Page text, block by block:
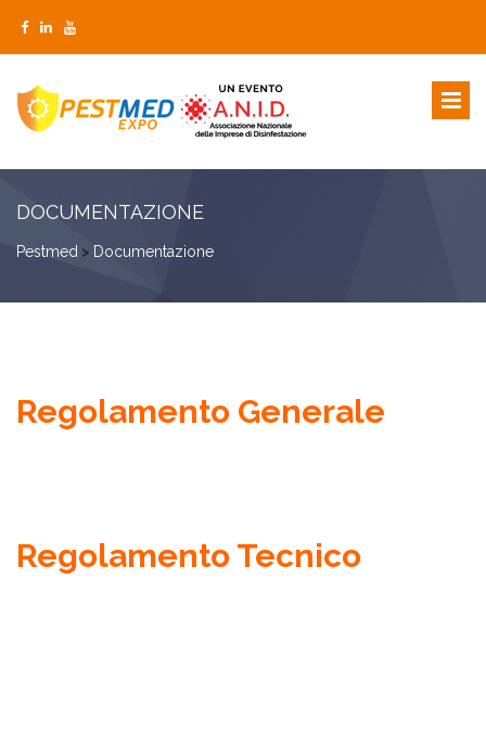
DOCUMENTAZIONE
Pestmed > Documentazione
Regolamento Generale
Regolamento Tecnico